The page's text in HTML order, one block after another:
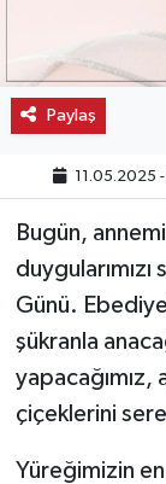
Paylaş
11.05.2025 -
Bugün,
Günü.
şükranla
yapacağımız,
çiçeklerini
Yüreğimizin
Kargı
Laçin
Mecitözü
Oğuzlar
Osmancık
Sungurlu